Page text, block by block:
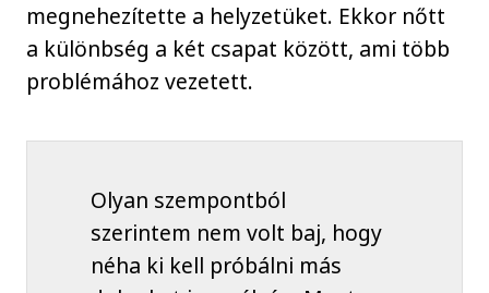
megnehezítette a helyzetüket. Ekkor nőtt
a különbség a két csapat között, ami több
problémához vezetett.
Olyan szempontból
szerintem nem volt baj, hogy
néha ki kell próbálni más